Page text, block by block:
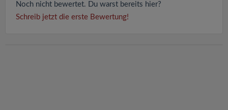
Noch nicht bewertet. Du warst bereits hier?
Schreib jetzt die erste Bewertung!